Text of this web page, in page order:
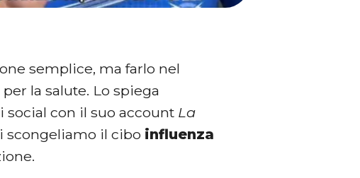
semplice, ma farlo nel
la salute. Lo spiega
con il suo account La
scongeliamo il cibo influenza